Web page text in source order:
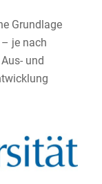
Grundlage
je nach
und